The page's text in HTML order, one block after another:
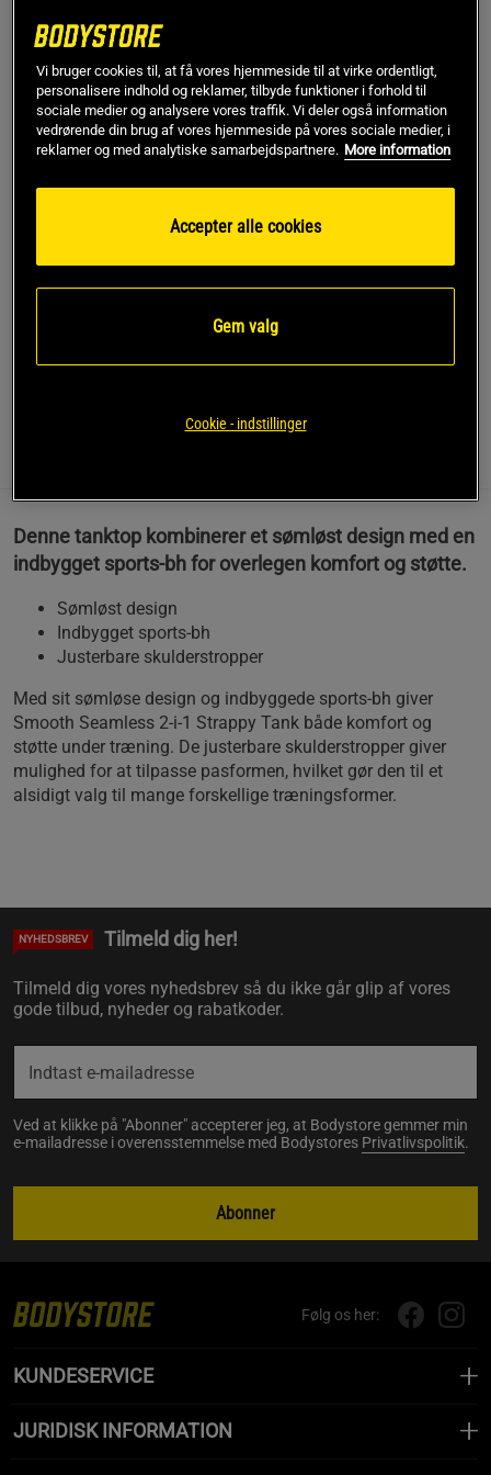
Ord.pris315 kr
Large
Føj til indkøbskurven
Gratis retur 14 dages fortrydelsesret
Oplev både stil og funktion med Smooth Seamless 2-i-1
Denne tanktop kombinerer et sømløst design med en
indbygget sports-bh for overlegen komfort og støtte.
Sømløst design
Indbygget sports-bh
Justerbare skulderstropper
Med sit sømløse design og indbyggede sports-bh giver
Smooth Seamless 2-i-1 Strappy Tank både komfort og
støtte under træning. De justerbare skulderstropper giver
mulighed for at tilpasse pasformen, hvilket gør den til et
alsidigt valg til mange forskellige træningsformer.
NYHEDSBREV Tilmeld dig her!
Tilmeld dig vores nyhedsbrev så du ikke går glip af vores
gode tilbud, nyheder og rabatkoder.
Ved at klikke på "Abonner" accepterer jeg, at Bodystore gemmer min
e-mailadresse i overensstemmelse med Bodystores Privatlivspolitik.
Abonner
Følg os her:
KUNDESERVICE
JURIDISK INFORMATION
Vi bruger cookies til, at få vores hjemmeside til at virke ordentligt,
personalisere indhold og reklamer, tilbyde funktioner i forhold til
sociale medier og analysere vores traffik. Vi deler også information
vedrørende din brug af vores hjemmeside på vores sociale medier, i
reklamer og med analytiske samarbejdspartnere. More information
Accepter alle cookies
Gem valg
Cookie - indstillinger